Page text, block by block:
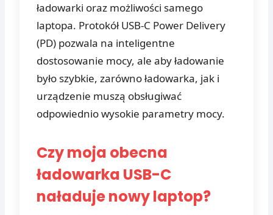
ładowarki oraz możliwości samego
laptopa. Protokół USB-C Power Delivery
(PD) pozwala na inteligentne
dostosowanie mocy, ale aby ładowanie
było szybkie, zarówno ładowarka, jak i
urządzenie muszą obsługiwać
odpowiednio wysokie parametry mocy.
Czy moja obecna
ładowarka USB-C
naładuje nowy laptop?